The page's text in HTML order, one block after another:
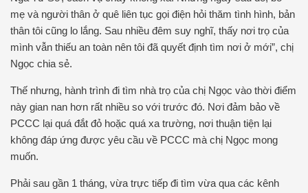
mẹ và người thân ở quê liên tục gọi điện hỏi thăm tình hình, bản
thân tôi cũng lo lắng. Sau nhiều đêm suy nghĩ, thấy nơi trọ của
mình vẫn thiếu an toàn nên tôi đã quyết định tìm nơi ở mới”, chị
Ngọc chia sẻ.
Thế nhưng, hành trình đi tìm nhà trọ của chị Ngọc vào thời điểm
này gian nan hơn rất nhiều so với trước đó. Nơi đảm bảo về
PCCC lại quá đắt đỏ hoặc quá xa trường, nơi thuận tiện lại
không đáp ứng được yêu cầu về PCCC mà chị Ngọc mong
muốn.
Phải sau gần 1 tháng, vừa trực tiếp đi tìm vừa qua các kênh